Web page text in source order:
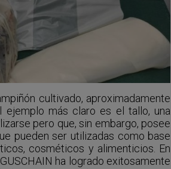
cultivado, aproximadamente
ejemplo más claro es el tallo, una
pero que, sin embargo, posee
pueden ser utilizadas como base
cosméticos y alimenticios. En
ha logrado exitosamente